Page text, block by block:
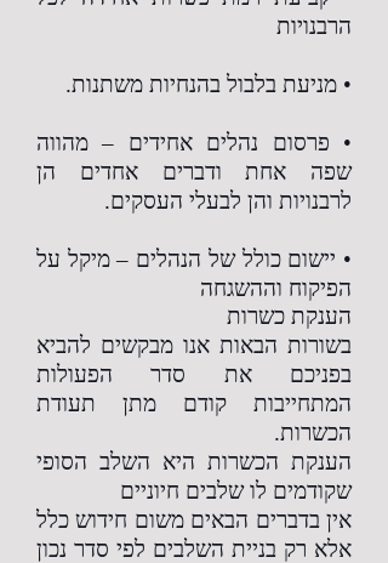
הרבנויות
• מניעת בלבול בהנחיות משתנות.
• פרסום נהלים אחידים – מהווה
שפה אחת ודברים אחדים הן
לרבנויות והן לבעלי העסקים.
• יישום כולל של הנהלים – מיקל על
הפיקוח וההשגחה
הענקת כשרות
בשורות הבאות אנו מבקשים להביא
בפניכם את סדר הפעולות
המתחייבות קודם מתן תעודת
הכשרות.
הענקת הכשרות היא השלב הסופי
שקודמים לו שלבים חיוניים
אין בדברים הבאים משום חידוש כלל
אלא רק בניית השלבים לפי סדר נכון